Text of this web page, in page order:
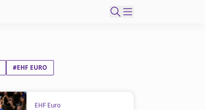
#EHF EURO
EHF Euro